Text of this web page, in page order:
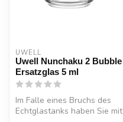
UWELL
Uwell Nunchaku 2 Bubble
Ersatzglas 5 ml
Im Falle eines Bruchs des
Echtglastanks haben Sie mit